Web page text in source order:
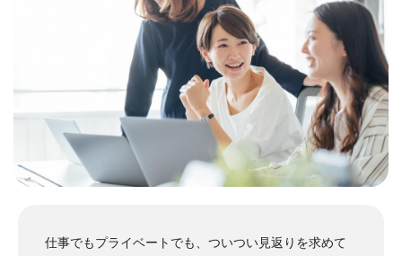
仕事でもプライベートでも、ついつい見返りを求めて